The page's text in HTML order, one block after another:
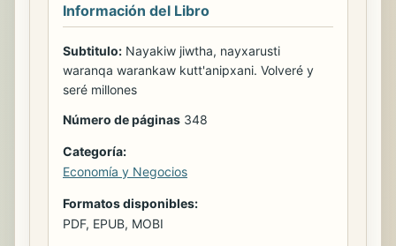
Información del Libro
Subtitulo: Nayakiw jiwtha, nayxarusti
waranqa warankaw kutt'anipxani. Volveré y
seré millones
Número de páginas 348
Categoría:
Economía y Negocios
Formatos disponibles:
PDF, EPUB, MOBI